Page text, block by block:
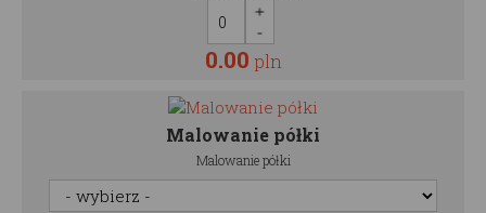
0.00 pln
Malowanie półki
Malowanie półki